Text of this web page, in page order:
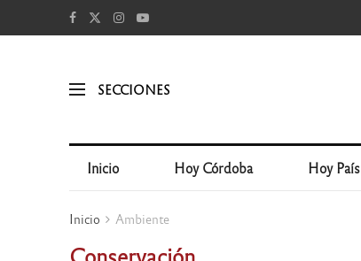
SECCIONES
Inicio Hoy Córdoba Hoy País
Inicio Ambiente
Conservación